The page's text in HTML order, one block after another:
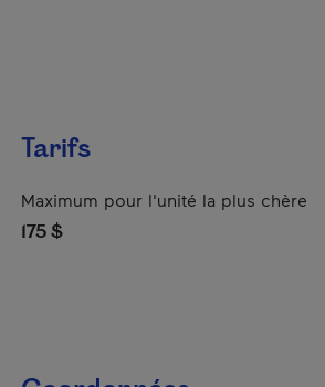
Tarifs
Maximum pour l'unité la plus chère
175 $